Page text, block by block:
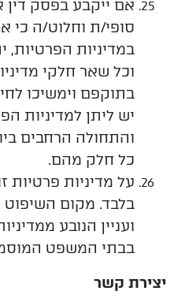
אם ייקבע בפסק דין
סופי/ת וחלוט/ה כי
במדיניות
וכל שאר חלקי
בתוקפם וימשיכו
יש ליתן למדיניות
והתחולה הרחבים
כל חלק מהם.
על מדיניות פרטיות
בלבד. מקום השיפוט
ועניין הנובע
בבתי המשפט
יצירת קשר